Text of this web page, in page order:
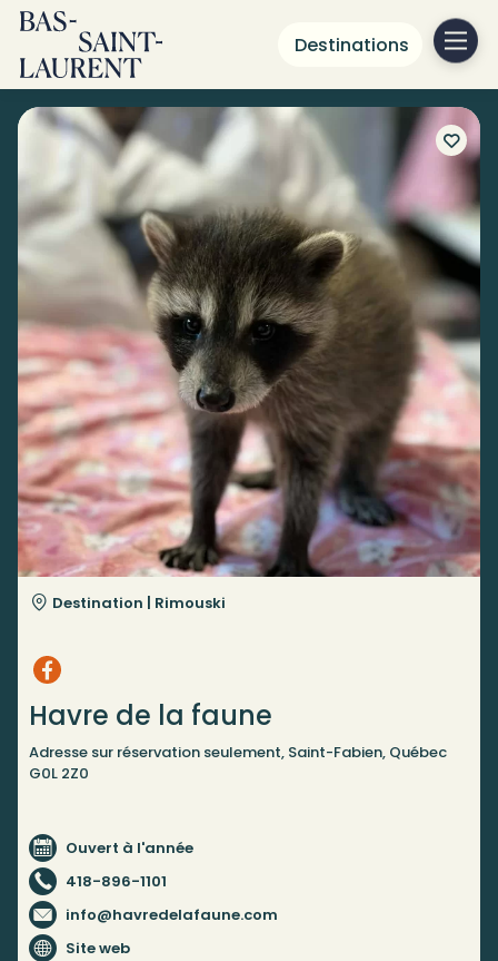
Destinations
Destination | Rimouski
Havre de la faune
Adresse sur réservation seulement, Saint-Fabien, Québec
G0L 2Z0
Ouvert à l'année
418-896-1101
info@havredelafaune.com
Site web